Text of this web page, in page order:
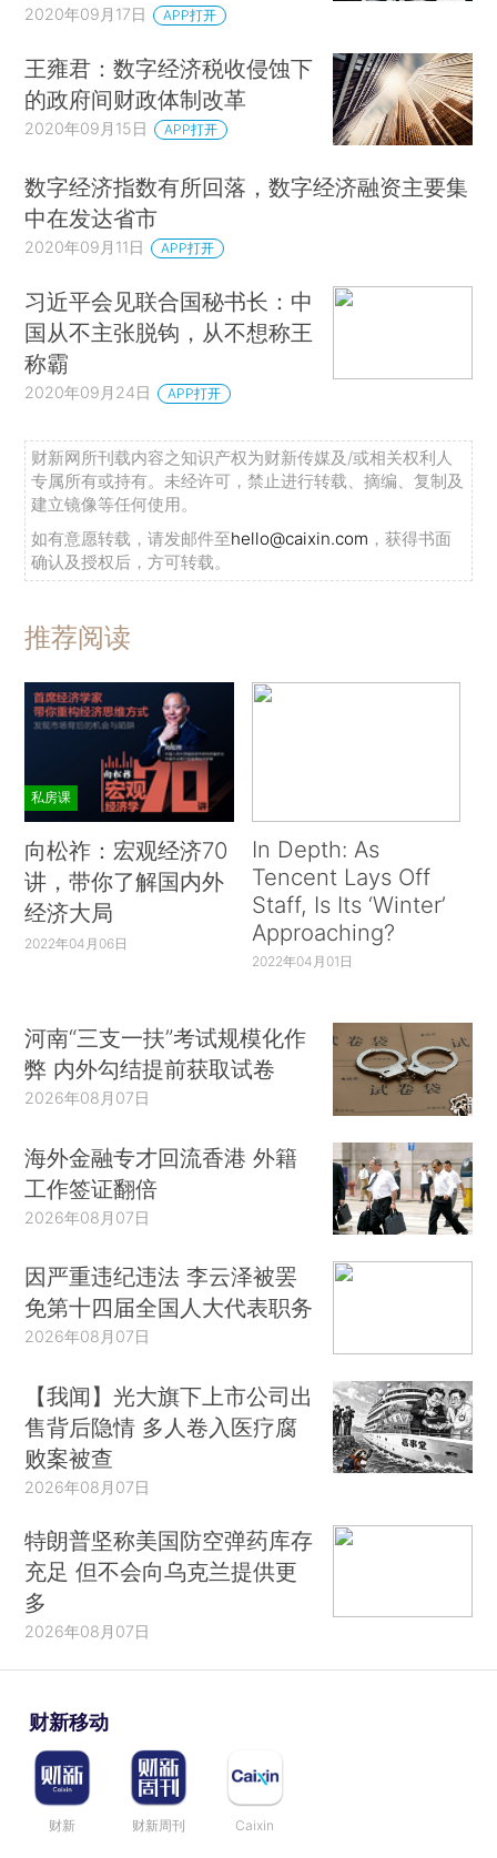
2020年09月17日 APP打开
王雍君：数字经济税收侵蚀下
的政府间财政体制改革
2020年09月15日 APP打开
数字经济指数有所回落，数字经济融资主要集
中在发达省市
2020年09月11日 APP打开
习近平会见联合国秘书长：中
国从不主张脱钩，从不想称王
称霸
2020年09月24日 APP打开
财新网所刊载内容之知识产权为财新传媒及/或相关权利人
专属所有或持有。未经许可，禁止进行转载、摘编、复制及
建立镜像等任何使用。
如有意愿转载，请发邮件至hello@caixin.com ，获得书面
确认及授权后，方可转载。
推荐阅读
私房课
向松祚：宏观经济70
讲，带你了解国内外
经济大局
2022年04月06日
In Depth: As
Tencent Lays Off
Staff, Is Its ‘Winter’
Approaching?
2022年04月01日
河南“三支一扶”考试规模化作
弊 内外勾结提前获取试卷
2026年08月07日
海外金融专才回流香港 外籍
工作签证翻倍
2026年08月07日
因严重违纪违法 李云泽被罢
免第十四届全国人大代表职务
2026年08月07日
【我闻】光大旗下上市公司出
售背后隐情 多人卷入医疗腐
败案被查
2026年08月07日
特朗普坚称美国防空弹药库存
充足 但不会向乌克兰提供更
多
2026年08月07日
财新移动
财新 财新周刊 Caixin